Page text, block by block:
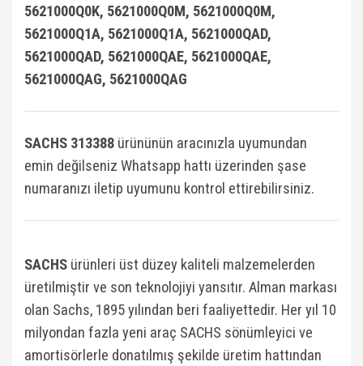
5621000Q0K, 5621000Q0M, 5621000Q0M,
5621000Q1A, 5621000Q1A, 5621000QAD,
5621000QAD, 5621000QAE, 5621000QAE,
5621000QAG, 5621000QAG
SACHS 313388 ürününün aracınızla uyumundan
emin değilseniz Whatsapp hattı üzerinden şase
numaranızı iletip uyumunu kontrol ettirebilirsiniz.
SACHS ürünleri üst düzey kaliteli malzemelerden
üretilmiştir ve son teknolojiyi yansıtır. Alman markası
olan Sachs, 1895 yılından beri faaliyettedir. Her yıl 10
milyondan fazla yeni araç SACHS sönümleyici ve
amortisörlerle donatılmış şekilde üretim hattından